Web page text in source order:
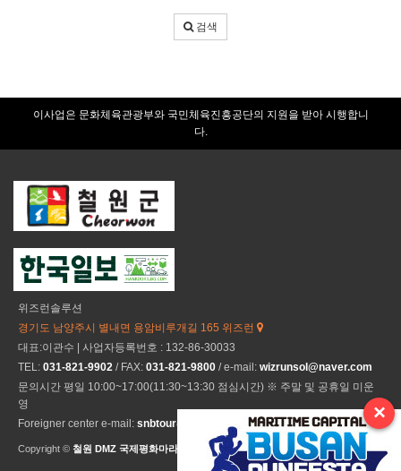
어
입
검색
이사업은 문화체육관광부와 국민체육진흥공단의 지원을 받아 시행합니
다.
위즈런솔루션
경기도 남양주시 별내면 용암비루개길 165 위즈런
대표:이관수 | 사업자등록번호 : 132-86-30033
TEL: 031-821-9902 / FAX: 031-821-9800 / e-mail: wizrunsol@naver.com
문의시간 평일 10:00~17:00(11:30~13:30 점심시간) ※ 주말 및 공휴일 미운
영
Foreigner center e-mail: snbtour@naver.com
Copyright © 철원 DMZ 국제평화마라톤 All Rights Reseved.
×